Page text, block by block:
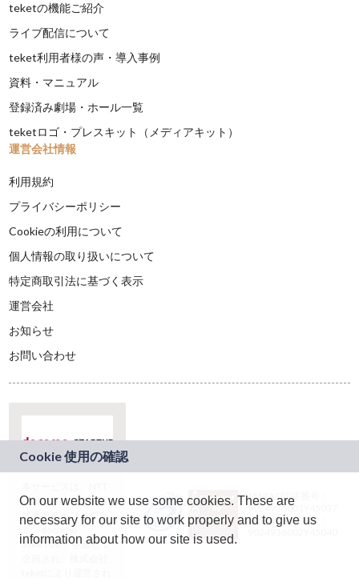
teketの機能ご紹介
ライブ配信について
teket利用者様の声・導入事例
資料・マニュアル
登録済み劇場・ホール一覧
teketロゴ・プレスキット（メディアキット）
運営会社情報
利用規約
プライバシーポリシー
Cookieの利用について
個人情報の取り扱いについて
特定商取引法に基づく表示
運営会社
お知らせ
お問い合わせ
ドコモグループの新
規事業創出プログラ
ム「docomo
STARTUP」を通じて
JASRAC許諾番号：
9024936001Y45037
JASRAC許諾番号：
On our website we use some cookies. These are
necessary for our site to work properly and to give us
information about how our site is used.